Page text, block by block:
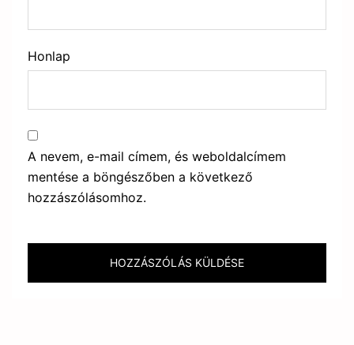
Honlap
A nevem, e-mail címem, és weboldalcímem
mentése a böngészőben a következő
hozzászólásomhoz.